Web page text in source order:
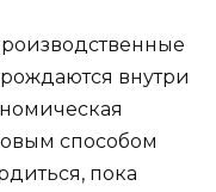
внутри
способом
пока